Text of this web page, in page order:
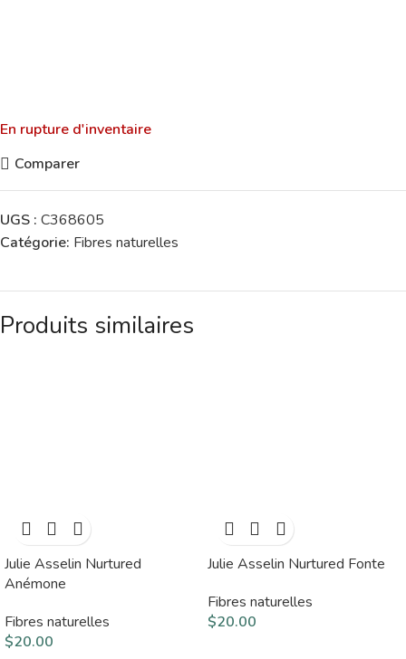
En rupture d'inventaire
Comparer
UGS : C368605
Catégorie: Fibres naturelles
Produits similaires
Julie Asselin Nurtured
Anémone
Fibres naturelles
$20.00
Julie Asselin Nurtured Fonte
Fibres naturelles
$20.00